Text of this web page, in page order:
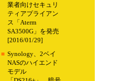
業者向けセキュリ
ティアプライアン
ス「Aterm
SA3500G」を発売
[2016/01/29]
■ Synology、2ベイ
NASのハイエンド
モデル